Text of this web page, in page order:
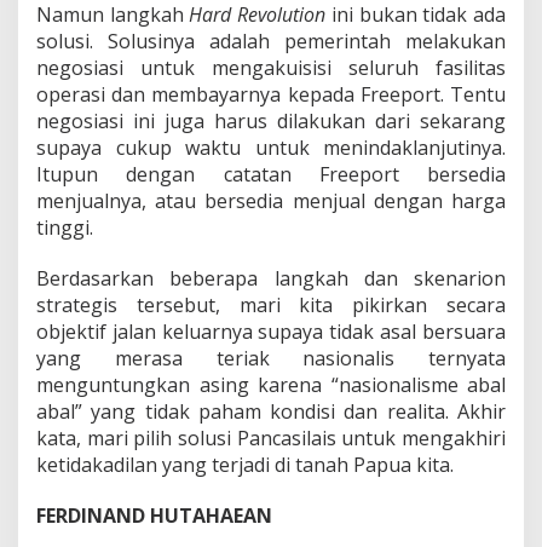
Namun langkahHard Revolution ini bukan tidak ada
solusi. Solusinya adalah pemerintah melakukan
negosiasi untuk mengakuisisi seluruh fasilitas
operasi dan membayarnya kepada Freeport. Tentu
negosiasi ini juga harus dilakukan dari sekarang
supaya cukup waktu untuk menindaklanjutinya.
Itupun dengan catatan Freeport bersedia
menjualnya, atau bersedia menjual dengan harga
tinggi.
Berdasarkan beberapa langkah dan skenarion
strategis tersebut, mari kita pikirkan secara
objektif jalan keluarnya supaya tidak asal bersuara
yang merasa teriak nasionalis ternyata
menguntungkan asing karena “nasionalisme abal
abal” yang tidak paham kondisi dan realita. Akhir
kata, mari pilih solusi Pancasilais untuk mengakhiri
ketidakadilan yang terjadi di tanah Papua kita.
FERDINAND HUTAHAEAN